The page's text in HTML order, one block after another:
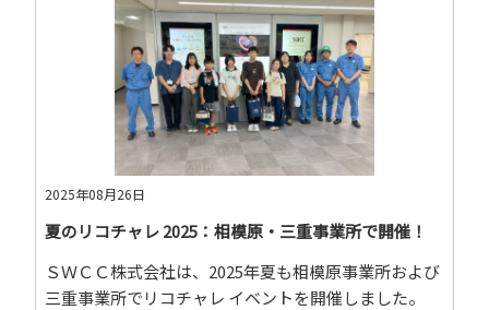
2025年08月26日
夏のリコチャレ 2025：相模原・三重事業所で開催！
ＳＷＣＣ株式会社は、2025年夏も相模原事業所および
三重事業所でリコチャレ イベントを開催しました。